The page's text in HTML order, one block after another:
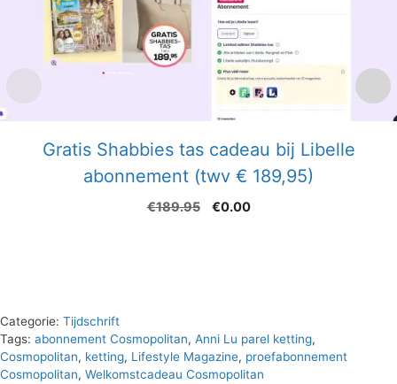
Gratis Shabbies tas cadeau bij Libelle
abonnement (twv € 189,95)
€189.95
Oorspronkelijke
€0.00Huidige
Categorie: Tijdschrift
Tags: abonnement Cosmopolitan, Anni Lu parel ketting,
Cosmopolitan, ketting, Lifestyle Magazine, proefabonnement
Cosmopolitan, Welkomstcadeau Cosmopolitan